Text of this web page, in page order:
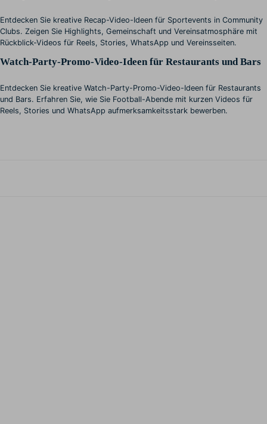
Entdecken Sie kreative Recap-Video-Ideen für Sportevents in Community
Clubs. Zeigen Sie Highlights, Gemeinschaft und Vereinsatmosphäre mit
Rückblick-Videos für Reels, Stories, WhatsApp und Vereinsseiten.
Watch-Party-Promo-Video-Ideen für Restaurants und Bars
Entdecken Sie kreative Watch-Party-Promo-Video-Ideen für Restaurants
und Bars. Erfahren Sie, wie Sie Football-Abende mit kurzen Videos für
Reels, Stories und WhatsApp aufmerksamkeitsstark bewerben.